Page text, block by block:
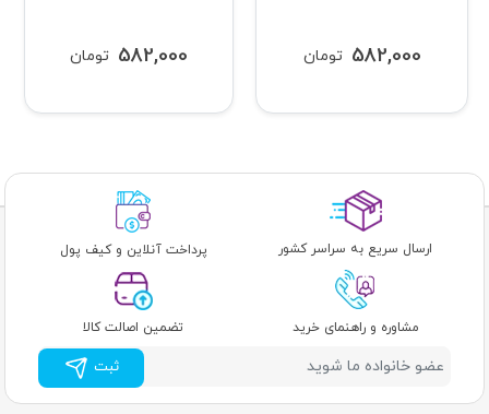
تومان 582,000 تومان 582,000
ارسال سریع به سراسر کشور پرداخت آنلاین و کیف پول
مشاوره و راهنمای خرید تضمین اصالت کالا
ثبت